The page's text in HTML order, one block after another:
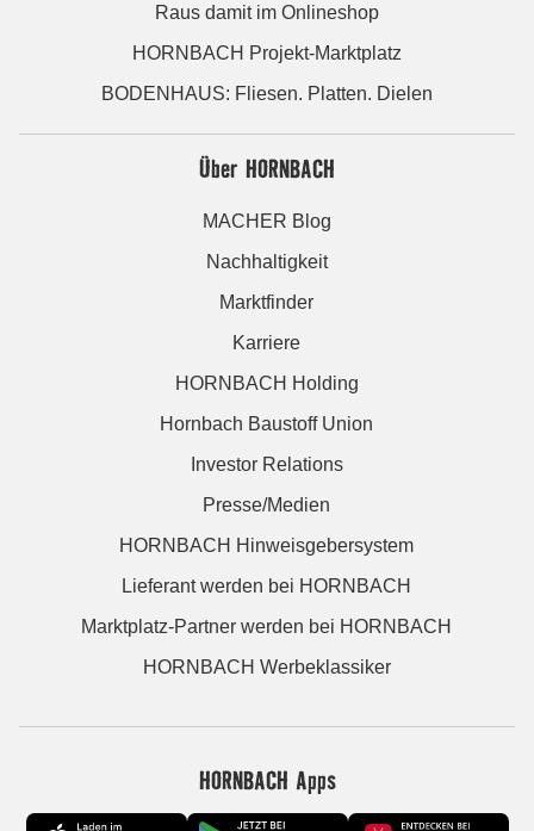
Raus damit im Onlineshop
HORNBACH Projekt-Marktplatz
BODENHAUS: Fliesen. Platten. Dielen
Über HORNBACH
MACHER Blog
Nachhaltigkeit
Marktfinder
Karriere
HORNBACH Holding
Hornbach Baustoff Union
Investor Relations
Presse/Medien
HORNBACH Hinweisgebersystem
Lieferant werden bei HORNBACH
Marktplatz-Partner werden bei HORNBACH
HORNBACH Werbeklassiker
HORNBACH Apps